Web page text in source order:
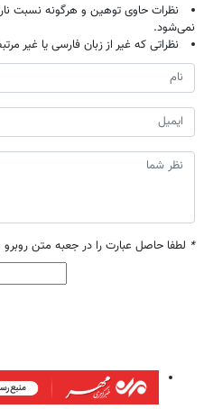
نظرات حاوی توهین و هرگونه نسبت
نمی‌شود.
نظراتی که غیر از زبان فارسی یا غیر
* لطفا حاصل عبارت را در جعبه متن روبرو